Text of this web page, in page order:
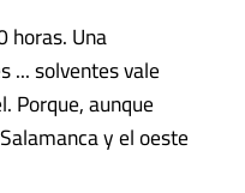
horas. Una
... solventes vale
Porque, aunque
y el oeste